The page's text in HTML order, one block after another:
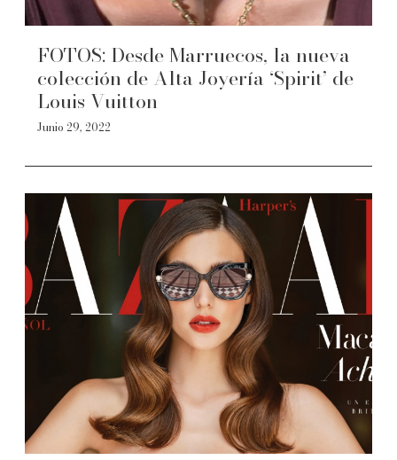
FOTOS: Desde Marruecos, la nueva
colección de Alta Joyería ‘Spirit’ de
Louis Vuitton
Junio 29, 2022